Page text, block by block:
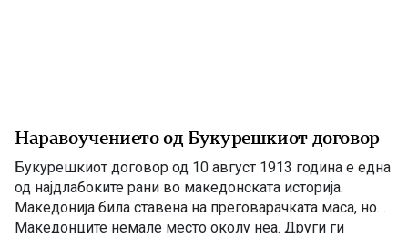
Наравоучението од Букурешкиот договор
Букурешкиот договор од 10 август 1913 година е една
од најдлабоките рани во македонската историја.
Македонија била ставена на преговарачката маса, но
Македонците немале место околу неа. Други ги